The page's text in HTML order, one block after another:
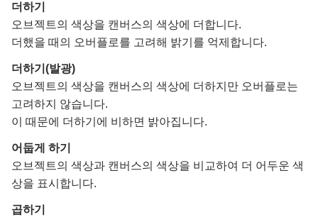
더하기
오브젝트의 색상을 캔버스의 색상에 더합니다.
더했을 때의 오버플로를 고려해 밝기를 억제합니다.
더하기(발광)
오브젝트의 색상을 캔버스의 색상에 더하지만 오버플로는
고려하지 않습니다.
이 때문에 더하기에 비하면 밝아집니다.
어둡게 하기
오브젝트의 색상과 캔버스의 색상을 비교하여 더 어두운 색
상을 표시합니다.
곱하기